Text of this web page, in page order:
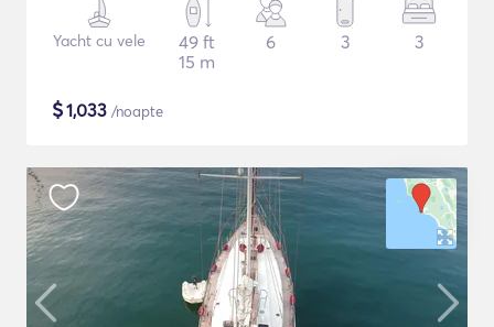
Yacht cu vele
49 ft
15 m
6 3 3
$1,033 /noapte